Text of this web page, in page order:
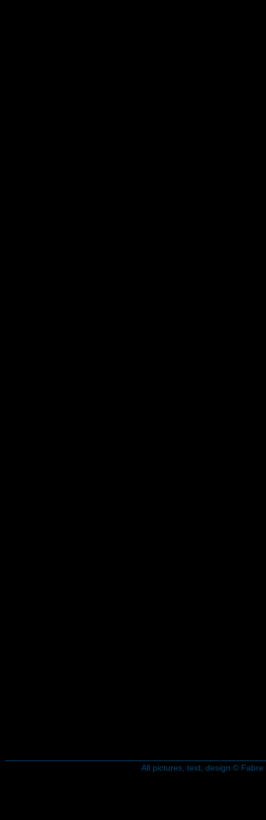
All pictures, text, design ©